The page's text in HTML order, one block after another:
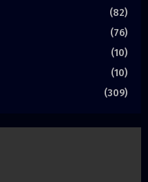
(82)
(76)
(10)
(10)
(309)